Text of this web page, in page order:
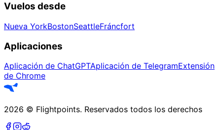
Vuelos desde
Nueva YorkBostonSeattleFráncfort
Aplicaciones
Aplicación de ChatGPTAplicación de TelegramExtensión
de Chrome
2026 © Flightpoints. Reservados todos los derechos